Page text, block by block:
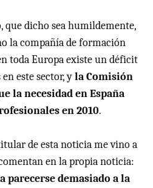
que dicho sea humildemente,
la compañía de formación
toda Europa existe un déficit
este sector, yla Comisión
la necesidad en España
en 2010.
de esta noticia me vino a
en la propia noticia:
parecerse demasiado a la